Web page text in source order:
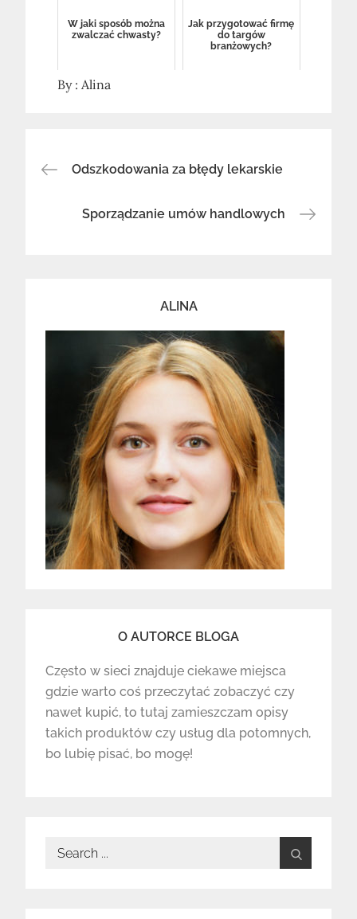
W jaki sposób można
zwalczać chwasty?
Jak przygotować firmę
do targów
branżowych?
By :Alina
Nawigacja
wpisu
Odszkodowania za błędy lekarskie
Sporządzanie umów handlowych
ALINA
O AUTORCE BLOGA
Często w sieci znajduje ciekawe miejsca
gdzie warto coś przeczytać zobaczyć czy
nawet kupić, to tutaj zamieszczam opisy
takich produktów czy usług dla potomnych,
bo lubię pisać, bo mogę!
Search